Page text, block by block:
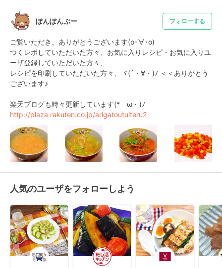
ぽんぽんぷー フォローする
ご覧いただき、ありがとうございます(o･∀･o)
つくレポしていただいた方々、お気に入りレシピ・お気に入りユ
ーザ登録していただいた方々、
レシピを印刷していただいた方々、ヾ(´・∀・)ﾉ ＜＜ありがとう
ございます♪
楽天ブログも時々更新しています(*ゝω・)ﾉ
http://plaza.rakuten.co.jp/arigatoutuiteru2
人気のユーザをフォローしよう